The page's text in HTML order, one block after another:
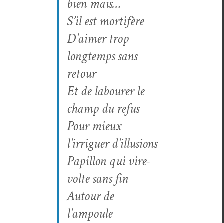
bien mais…
S’il est mortifère
D’aimer trop
longtemps sans
retour
Et de labour­er le
champ du refus
Pour mieux
l’irriguer d’illusions
Papil­lon qui vire­
volte sans fin
Autour de
l’ampoule